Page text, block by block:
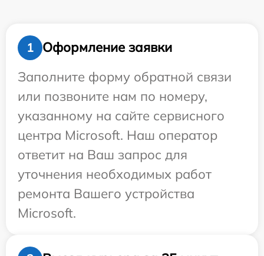
1
Оформление заявки
Заполните форму обратной связи
или позвоните нам по номеру,
указанному на сайте сервисного
центра Microsoft. Наш оператор
ответит на Ваш запрос для
уточнения необходимых работ
ремонта Вашего устройства
Microsoft.